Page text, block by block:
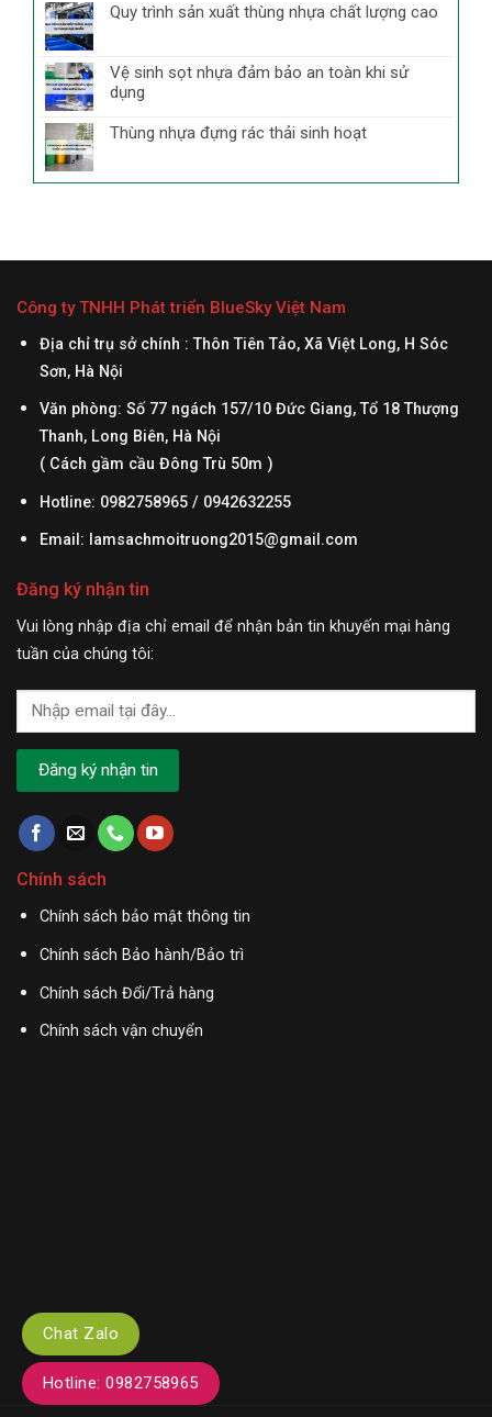
Quy trình sản xuất thùng nhựa chất lượng cao
Vệ sinh sọt nhựa đảm bảo an toàn khi sử
dụng
Thùng nhựa đựng rác thải sinh hoạt
Công ty TNHH Phát triển BlueSky Việt Nam
Địa chỉ trụ sở chính : Thôn Tiên Tảo, Xã Việt Long, H Sóc
Sơn, Hà Nội
Văn phòng: Số 77 ngách 157/10 Đức Giang, Tổ 18 Thượng
Thanh, Long Biên, Hà Nội
( Cách gầm cầu Đông Trù 50m )
Hotline: 0982758965 / 0942632255
Email: lamsachmoitruong2015@gmail.com
Đăng ký nhận tin
Vui lòng nhập địa chỉ email để nhận bản tin khuyến mại hàng
tuần của chúng tôi:
Chính sách
Chính sách bảo mật thông tin
Chính sách Bảo hành/Bảo trì
Chính sách Đổi/Trả hàng
Chính sách vận chuyển
Chat Zalo
Hotline: 0982758965